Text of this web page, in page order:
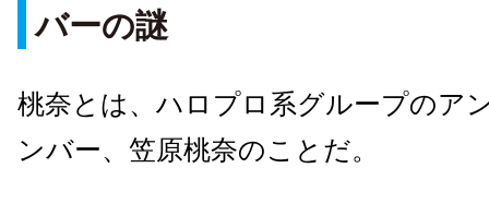
バーの謎
桃奈とは、ハロプロ系グループのア
ンバー、笠原桃奈のことだ。